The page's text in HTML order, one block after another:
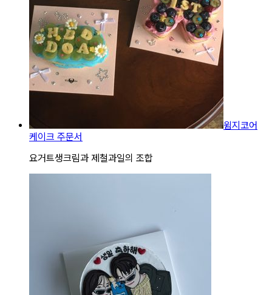
윔지코어
케이크 주문서
요거트생크림과 제철과일의 조합